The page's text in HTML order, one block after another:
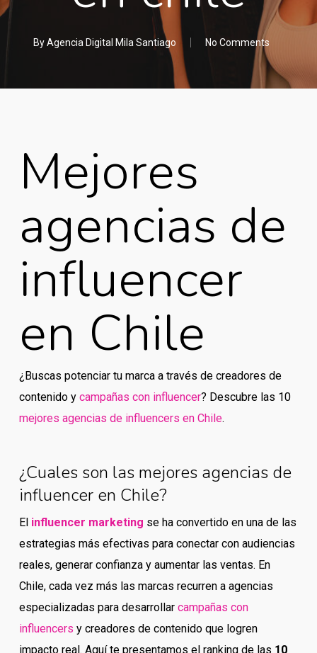
ByAgencia Digital Mila Santiago No Comments
Mejores
agencias de
influencer
en Chile
¿Buscas potenciar tu marca a través de creadores de
contenido y campañas con influencer? Descubre las 10
mejores agencias de influencers en Chile.
¿Cuales son las mejores agencias de
influencer en Chile?
El influencer marketing se ha convertido en una de las
estrategias más efectivas para conectar con audiencias
reales, generar confianza y aumentar las ventas. En
Chile, cada vez más las marcas recurren a agencias
especializadas para desarrollar campañas con
influencers y creadores de contenido que logren
impacto real. Aquí te presentamos el ranking de las 10